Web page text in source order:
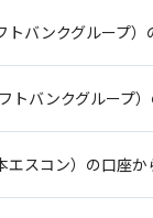
バンクグループ）
トバンクグループ）
エスコン）の口座